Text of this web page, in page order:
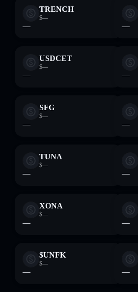
TRENCH
$—
— —
USDCET
$—
— —
SFG
$—
— —
TUNA
$—
— —
XONA
$—
— —
$UNFK
$—
— —